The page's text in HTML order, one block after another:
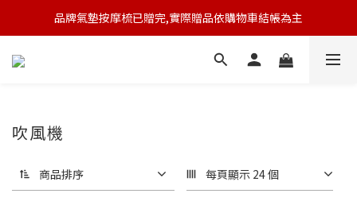
🆕 新會員註冊開卡送9折券 💰
品牌氣墊按摩梳已贈完,實際贈品依購物車結帳為主
🆕 新會員註冊開卡送9折券 💰
吹風機
商品排序 每頁顯示 24 個